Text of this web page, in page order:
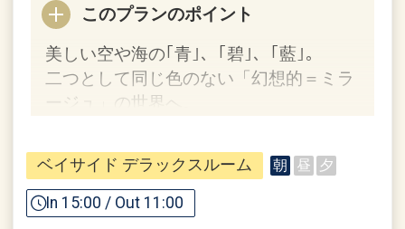
社「みやこ下地島エアポートライナー」
は下地島空港～宮古空港の往復となりま
す。（シギラセブンマイルズリゾートに
は停車しません）
さい。
このプランのポイント
美しい空や海の｢青｣、｢碧｣、｢藍｣。
二つとして同じ色のない「幻想的＝ミラ
ージュ」の世界へ。
ホテルポイント
●宮古空港からの送迎サービス
※空港発はご到着時間の近い便のお客様
ベイサイド デラックスルーム 朝 昼 夕
In 15:00 / Out 11:00